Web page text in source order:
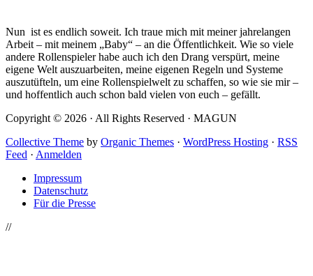
Nun ist es endlich soweit. Ich traue mich mit meiner jahrelangen
Arbeit – mit meinem „Baby“ – an die Öffentlichkeit. Wie so viele
andere Rollenspieler habe auch ich den Drang verspürt, meine
eigene Welt auszuarbeiten, meine eigenen Regeln und Systeme
auszutüfteln, um eine Rollenspielwelt zu schaffen, so wie sie mir –
und hoffentlich auch schon bald vielen von euch – gefällt.
Copyright © 2026 · All Rights Reserved · MAGUN
Collective Theme by Organic Themes · WordPress Hosting · RSS
Feed · Anmelden
Impressum
Datenschutz
Für die Presse
//